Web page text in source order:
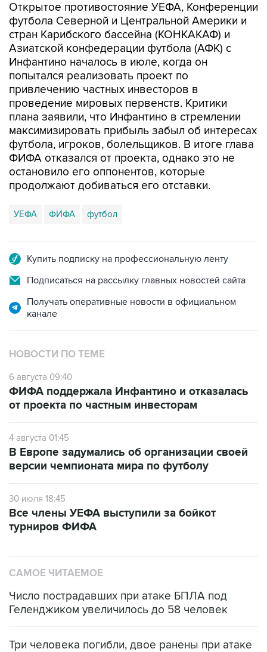
Открытое противостояние УЕФА, Конференции
футбола Северной и Центральной Америки и
стран Карибского бассейна (КОНКАКАФ) и
Азиатской конфедерации футбола (АФК) с
Инфантино началось в июле, когда он
попытался реализовать проект по
привлечению частных инвесторов в
проведение мировых первенств. Критики
плана заявили, что Инфантино в стремлении
максимизировать прибыль забыл об интересах
футбола, игроков, болельщиков. В итоге глава
ФИФА отказался от проекта, однако это не
остановило его оппонентов, которые
продолжают добиваться его отставки.
УЕФА ФИФА футбол
Купить подписку на профессиональную ленту
Подписаться на рассылку главных новостей сайта
Получать оперативные новости в официальном
канале
НОВОСТИ ПО ТЕМЕ
6 августа 09:40
ФИФА поддержала Инфантино и отказалась
от проекта по частным инвесторам
4 августа 01:45
В Европе задумались об организации своей
версии чемпионата мира по футболу
30 июля 18:45
Все члены УЕФА выступили за бойкот
турниров ФИФА
САМОЕ ЧИТАЕМОЕ
Число пострадавших при атаке БПЛА под
Геленджиком увеличилось до 58 человек
Три человека погибли, двое ранены при атаке